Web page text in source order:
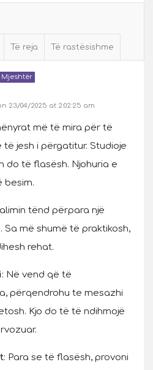
Të reja Të rastësishme
Mjeshtër
23/04/2025 at 2:02:25 am
më të mira për të
jesh i përgatitur. Studioje
do të flasësh. Njohuria e
besim.
tënd përpara një
më shumë të praktikosh,
rehat.
: Në vend që të
përqendrohu te mesazhi
Kjo do të të ndihmojë
: Para se të flasësh, provoni